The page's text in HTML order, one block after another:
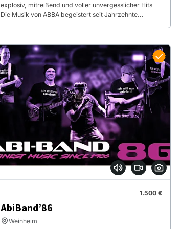
explosiv, mitreißend und voller unvergesslicher Hits
Die Musik von ABBA begeistert seit Jahrzehnte...
1.500 €
AbiBand’86
Weinheim